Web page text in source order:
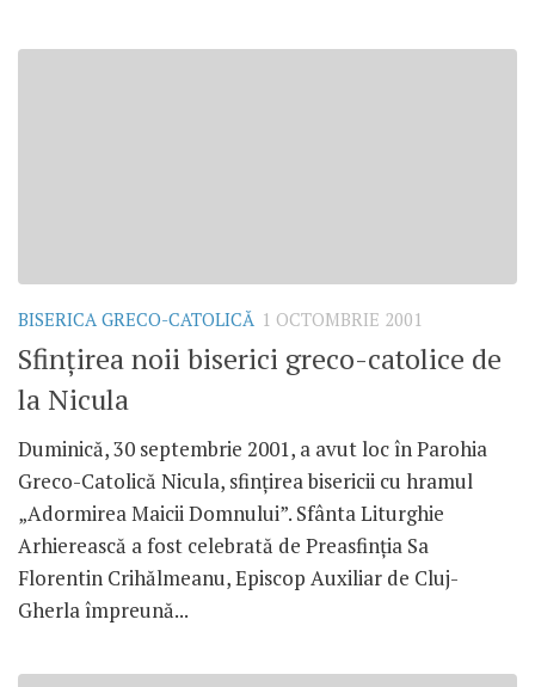
BISERICA GRECO-CATOLICĂ 1 OCTOMBRIE 2001
Sfinţirea noii biserici greco-catolice de
la Nicula
Duminică, 30 septembrie 2001, a avut loc în Parohia
Greco-Catolică Nicula, sfinţirea bisericii cu hramul
„Adormirea Maicii Domnului”. Sfânta Liturghie
Arhierească a fost celebrată de Preasfinţia Sa
Florentin Crihălmeanu, Episcop Auxiliar de Cluj-
Gherla împreună...